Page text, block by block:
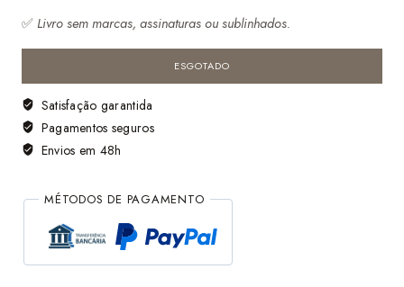
✅Livro sem marcas, assinaturas ou sublinhados.
ESGOTADO
Satisfação garantida
Pagamentos seguros
Envios em 48h
MÉTODOS DE PAGAMENTO